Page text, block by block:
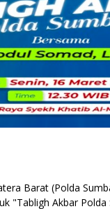
Barat (Polda
"Tabligh Akbar